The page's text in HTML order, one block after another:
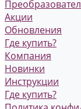
Акции
Обновления
Где купить?
Компания
Новинки
Инструкции
Где купить?